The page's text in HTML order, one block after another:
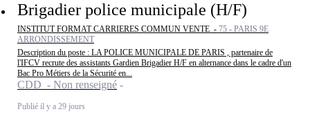
Brigadier police municipale (H/F)
INSTITUT FORMAT CARRIERES COMMUN VENTE - 75 - PARIS 9E
ARRONDISSEMENT
Description du poste : LA POLICE MUNICIPALE DE PARIS , partenaire de
l'IFCV recrute des assistants Gardien Brigadier H/F en alternance dans le cadre d'un
Bac Pro Métiers de la Sécurité en...
CDD - Non renseigné
Publié il y a 29 jours